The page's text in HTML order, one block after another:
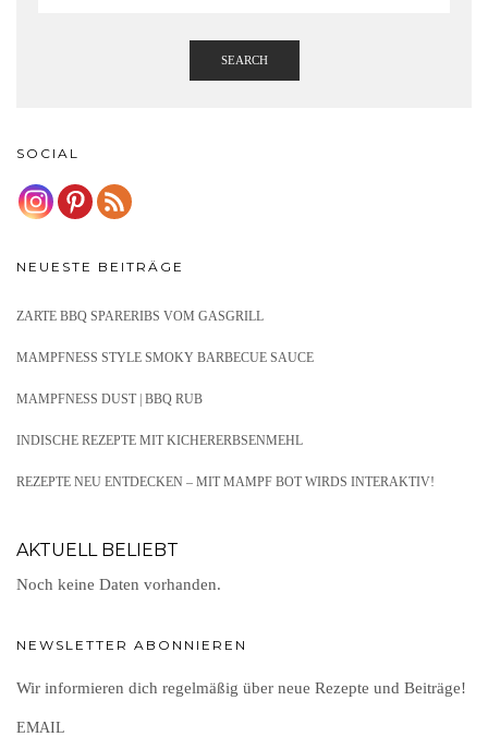
SEARCH
SOCIAL
NEUESTE BEITRÄGE
ZARTE BBQ SPARERIBS VOM GASGRILL
MAMPFNESS STYLE SMOKY BARBECUE SAUCE
MAMPFNESS DUST | BBQ RUB
INDISCHE REZEPTE MIT KICHERERBSENMEHL
REZEPTE NEU ENTDECKEN – MIT MAMPF BOT WIRDS INTERAKTIV!
AKTUELL BELIEBT
Noch keine Daten vorhanden.
NEWSLETTER ABONNIEREN
Wir informieren dich regelmäßig über neue Rezepte und Beiträge!
EMAIL